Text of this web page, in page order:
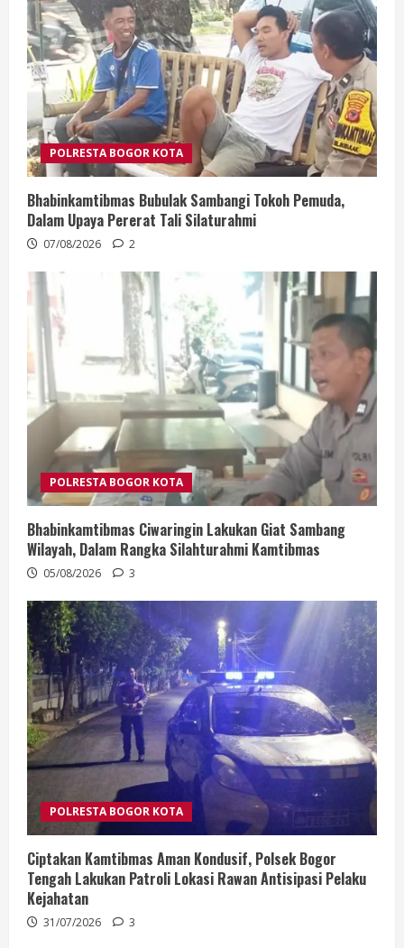
POLRESTA BOGOR KOTA
Bhabinkamtibmas Bubulak Sambangi Tokoh Pemuda,
Dalam Upaya Pererat Tali Silaturahmi
07/08/2026 2
POLRESTA BOGOR KOTA
Bhabinkamtibmas Ciwaringin Lakukan Giat Sambang
Wilayah, Dalam Rangka Silahturahmi Kamtibmas
05/08/2026 3
POLRESTA BOGOR KOTA
Ciptakan Kamtibmas Aman Kondusif, Polsek Bogor
Tengah Lakukan Patroli Lokasi Rawan Antisipasi Pelaku
Kejahatan
31/07/2026 3